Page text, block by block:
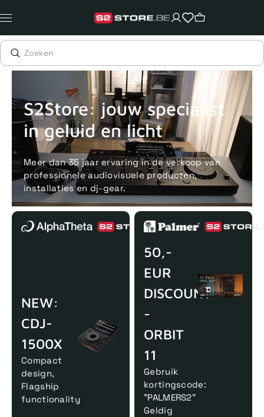
naar
content
Voor 15uur besteld, zelfde dag verstuurd Echte winkel +35
S2Store: jouw specialist
in geluid en licht
Meer dan 35 jaar ervaring in de verkoop van
professionele audiovisuele producten,
installaties en dj-gear.
NEW:
CDJ-
1500X
Compact
design,
Flagship
functionality
50,-
EUR
DISCOUNT
-
ORBIT
11
Gebruik
kortingscode:
"PALMERS2"
Geldig